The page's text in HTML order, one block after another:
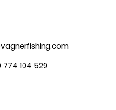
vagnerfishing.com
774 104 529